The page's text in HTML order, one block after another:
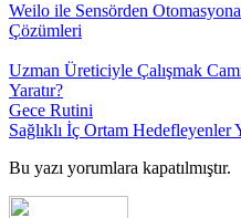
Weilo ile Sensörden
Çözümleri
Uzman Üreticiyle Çalışmak
Yaratır?
Gece Rutini
Sağlıklı İç Ortam Hedefleyenler
Bu yazı yorumlara kapatılmıştır.